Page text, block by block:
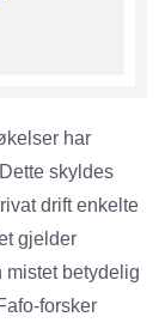
har
skyldes
drift enkelte
gjelder
mistet betydelig
forsker